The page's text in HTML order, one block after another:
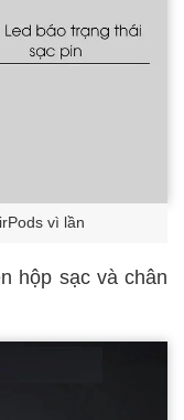
vì lần
hộp sạc và chân